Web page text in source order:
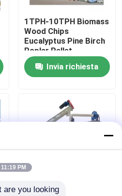
di legno
1TPH-10TPH Biomass
Wood Chips
Eucalyptus Pine Birch
Poplar Pellet
Production Line
Invia richiesta
1-10TPH Wood Pellet
11:19 PM
are you looking